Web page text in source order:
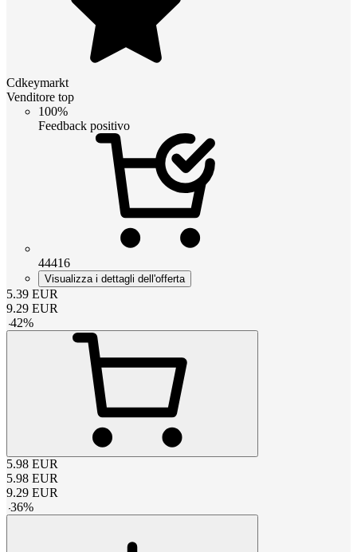
Cdkeymarkt
Venditore top
100%
Feedback positivo
44416
Visualizza i dettagli dell'offerta
5.39 EUR
9.29 EUR
-42%
5.98 EUR
5.98 EUR
9.29 EUR
-36%